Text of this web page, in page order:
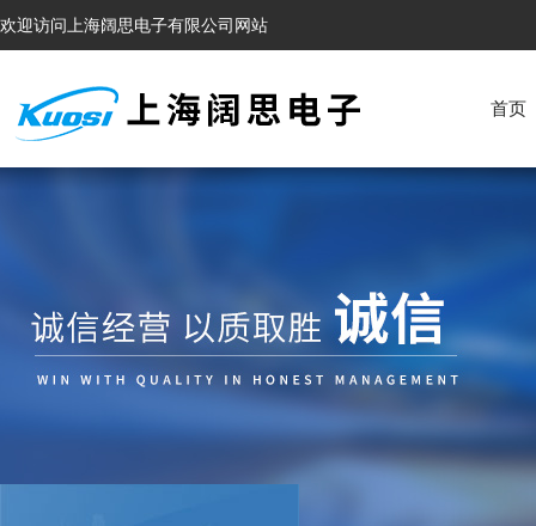
欢迎访问上海阔思电子有限公司网站
首页